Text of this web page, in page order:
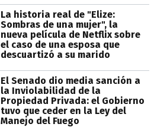
La historia real de "Elize:
Sombras de una mujer", la
nueva película de Netflix sobre
el caso de una esposa que
descuartizó a su marido
El Senado dio media sanción a
la Inviolabilidad de la
Propiedad Privada: el Gobierno
tuvo que ceder en la Ley del
Manejo del Fuego